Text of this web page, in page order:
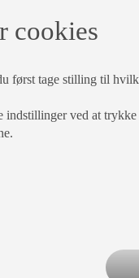
cookies
først tage stilling til
ved at trykke